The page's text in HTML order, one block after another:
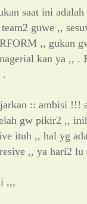
saat ini
guwe ,,
,, gukan
kan ya ,, .
.
:: ambisi !!!
gw pikir2 ,,
ituh ,, hal yg
,, ya hari2
,,,